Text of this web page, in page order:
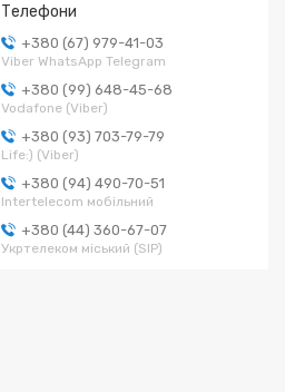
+380 (67) 979-41-03
Viber WhatsApp Telegram
+380 (99) 648-45-68
Vodafone (Viber)
+380 (93) 703-79-79
Life:) (Viber)
+380 (94) 490-70-51
Intertelecom мобільний
+380 (44) 360-67-07
Укртелеком міський (SIP)